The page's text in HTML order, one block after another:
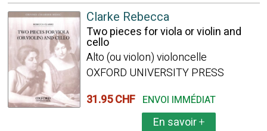
Clarke Rebecca
Two pieces for viola or violin and
cello
Alto (ou violon) violoncelle
OXFORD UNIVERSITY PRESS
31.95 CHF ENVOI IMMÉDIAT
En savoir+